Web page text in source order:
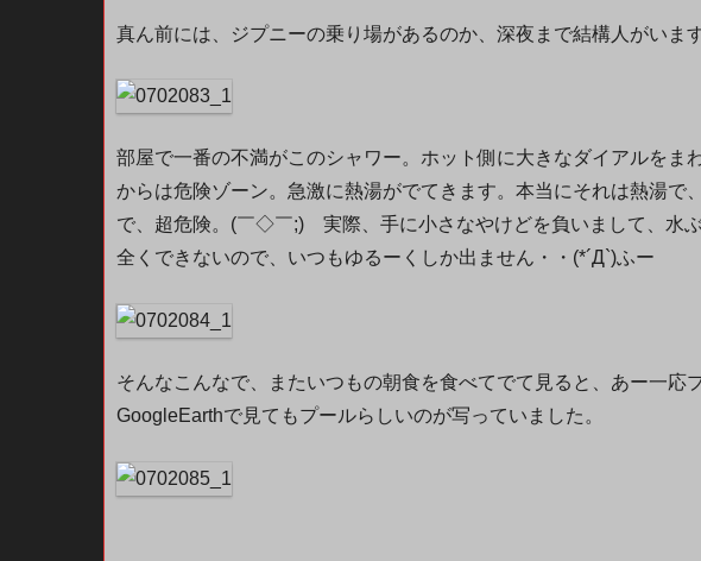
真ん前には、ジプニーの乗り場があるのか、深夜まで結構人がいます
部屋で一番の不満がこのシャワー。ホット側に大きなダイアルをま
からは危険ゾーン。急激に熱湯がでてきます。本当にそれは熱湯で
で、超危険。(￣◇￣;) 実際、手に小さなやけどを負いまして、水
全くできないので、いつもゆるーくしか出ません・・(*´Д`)ふー
そんなこんなで、またいつもの朝食を食べてでて見ると、あー一応
GoogleEarthで見てもプールらしいのが写っていました。